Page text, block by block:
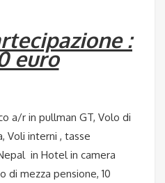
:
euro
a/r in pullman GT, Volo di
Voli interni , tasse
in Hotel in camera
mezza pensione, 10